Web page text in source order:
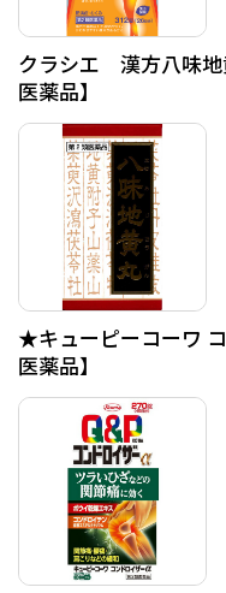
クラシエ 漢方八味
医薬品】
★キューピーコーワ
医薬品】